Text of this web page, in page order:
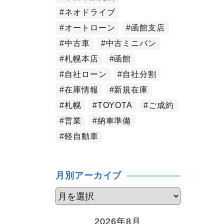
ネオドライブ
オートローン
函館支店
中古車
中古ミニバン
札幌本店
函館
自社ローン
自社分割
在庫情報
新規在庫
札幌
TOYOTA
ご成約
営業
納車準備
軽自動車
月別アーカイブ
2026年8月